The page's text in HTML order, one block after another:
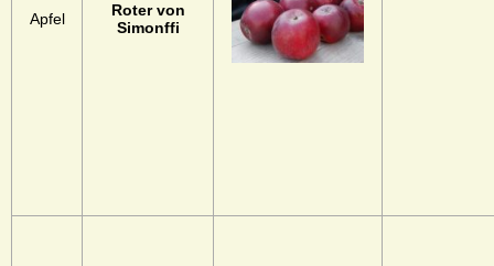
Apfel
Roter von
Simonffi